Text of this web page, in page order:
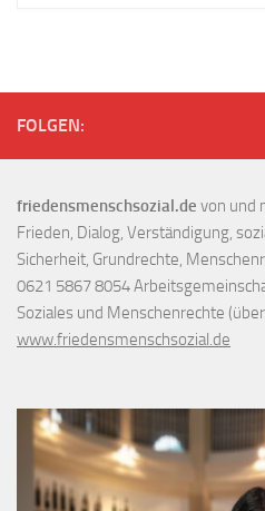
FOLGEN:
friedensmenschsozial.de von und
Frieden, Dialog, Verständigung,
Sicherheit, Grundrechte,
0621 5867 8054
Soziales und Menschenrechte
www.friedensmenschsozial.de